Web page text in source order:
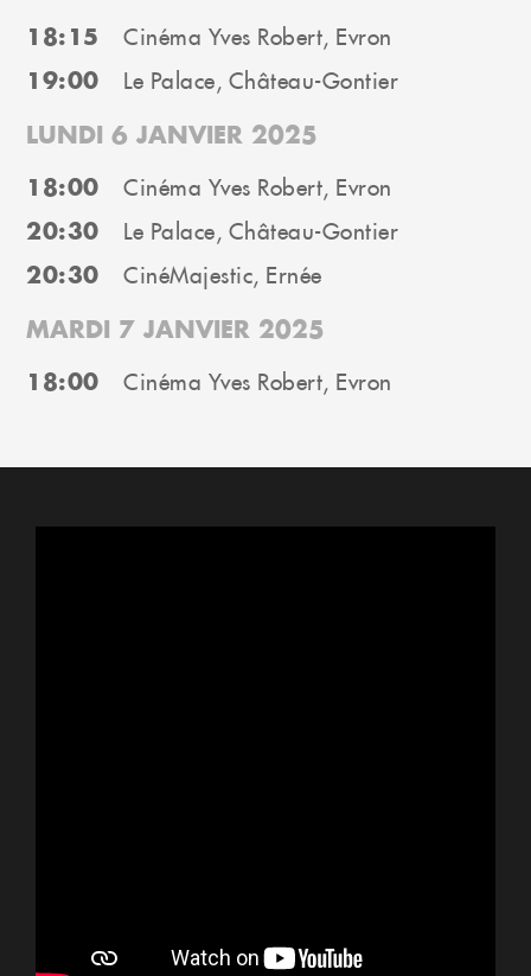
18:15 Cinéma Yves Robert, Evron
19:00 Le Palace, Château-Gontier
LUNDI 6 JANVIER 2025
18:00 Cinéma Yves Robert, Evron
20:30 Le Palace, Château-Gontier
20:30 CinéMajestic, Ernée
MARDI 7 JANVIER 2025
18:00 Cinéma Yves Robert, Evron